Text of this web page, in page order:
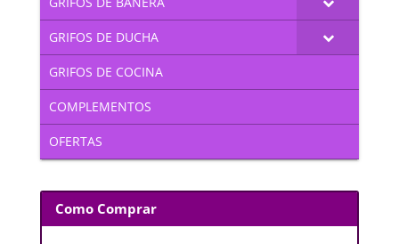
GRIFOS DE DUCHA
GRIFOS DE COCINA
COMPLEMENTOS
OFERTAS
Como Comprar